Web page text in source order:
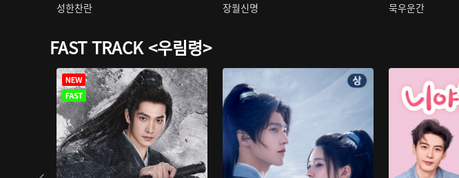
성한찬란 장월신명 묵우운간
FAST TRACK <우림령>